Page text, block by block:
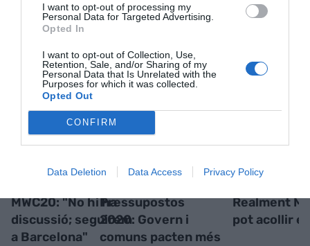
I want to opt-out of processing my
Personal Data for Targeted Advertising.
Opted In
I want to opt-out of Collection, Use,
Retention, Sale, and/or Sharing of my
Personal Data that Is Unrelated with the
Purposes for which it was collected.
Opted Out
CONFIRM
Data Deletion Data Access Privacy Policy
RELACIONADES
MWC20: "No hi ha
discussió; seguirem
a Barcelona"
Pressupostos
2020: Govern i
comuns pacten més
Realment
pot acollir el